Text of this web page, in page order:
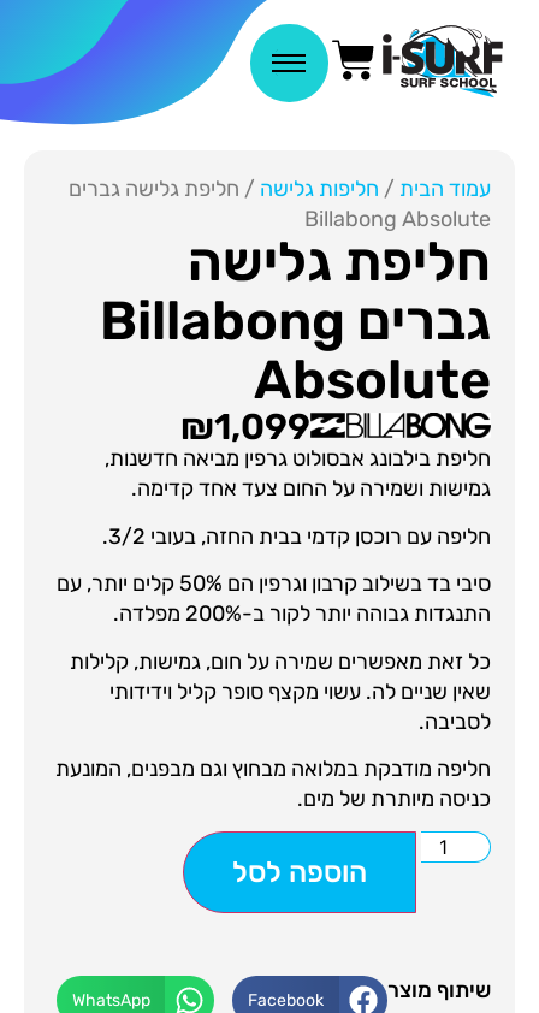
עמוד הבית / חליפות גלישה / חליפת גלישה גברים
Billabong Absolute
חליפת גלישה
גברים Billabong
Absolute
₪1,099
חליפת בילבונג אבסולוט גרפין מביאה חדשנות,
גמישות ושמירה על החום צעד אחד קדימה.
חליפה עם רוכסן קדמי בבית החזה, בעובי 3/2.
סיבי בד בשילוב קרבון וגרפין הם 50% קלים יותר, עם
התנגדות גבוהה יותר לקור ב-200% מפלדה.
כל זאת מאפשרים שמירה על חום, גמישות, קלילות
שאין שניים לה. עשוי מקצף סופר קליל וידידותי
לסביבה.
חליפה מודבקת במלואה מבחוץ וגם מבפנים, המונעת
כניסה מיותרת של מים.
הוספה לסל
שיתוף מוצר Facebook
WhatsApp